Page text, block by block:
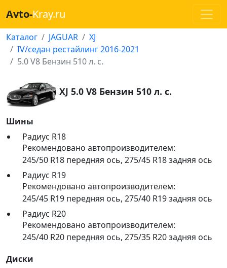
Avto-Kray.ru
Каталог JAGUAR
XJ
IV/седан рестайлинг 2016-2021
5.0 V8 Бензин 510 л. с.
XJ 5.0 V8 Бензин 510 л. с.
Шины
Радиус R18
Рекомендовано автопроизводителем:
245/50 R18 передняя ось, 275/45 R18 задняя ось
Радиус R19
Рекомендовано автопроизводителем:
245/45 R19 передняя ось, 275/40 R19 задняя ось
Радиус R20
Рекомендовано автопроизводителем:
245/40 R20 передняя ось, 275/35 R20 задняя ось
Диски